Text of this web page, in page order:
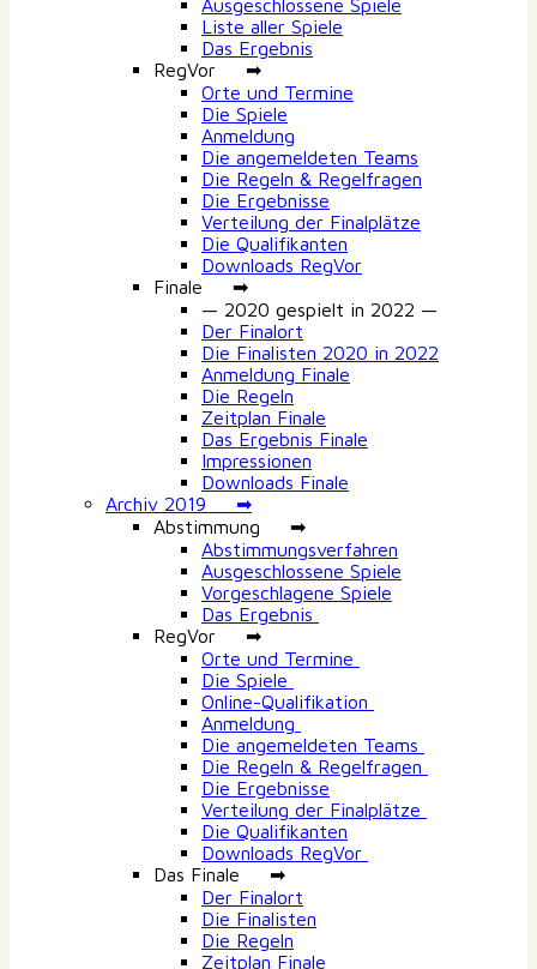
Ausgeschlossene Spiele
Liste aller Spiele
Das Ergebnis
RegVor ➡
Orte und Termine
Die Spiele
Anmeldung
Die angemeldeten Teams
Die Regeln & Regelfragen
Die Ergebnisse
Verteilung der Finalplätze
Die Qualifikanten
Downloads RegVor
Finale ➡
— 2020 gespielt in 2022 —
Der Finalort
Die Finalisten 2020 in 2022
Anmeldung Finale
Die Regeln
Zeitplan Finale
Das Ergebnis Finale
Impressionen
Downloads Finale
Archiv 2019 ➡
Abstimmung ➡
Abstimmungsverfahren
Ausgeschlossene Spiele
Vorgeschlagene Spiele
Das Ergebnis
RegVor ➡
Orte und Termine
Die Spiele
Online-Qualifikation
Anmeldung
Die angemeldeten Teams
Die Regeln & Regelfragen
Die Ergebnisse
Verteilung der Finalplätze
Die Qualifikanten
Downloads RegVor
Das Finale ➡
Der Finalort
Die Finalisten
Die Regeln
Zeitplan Finale